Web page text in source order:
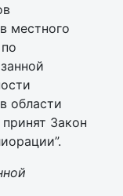
местного
области
Закон